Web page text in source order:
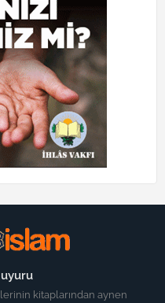
kitaplarından aynen